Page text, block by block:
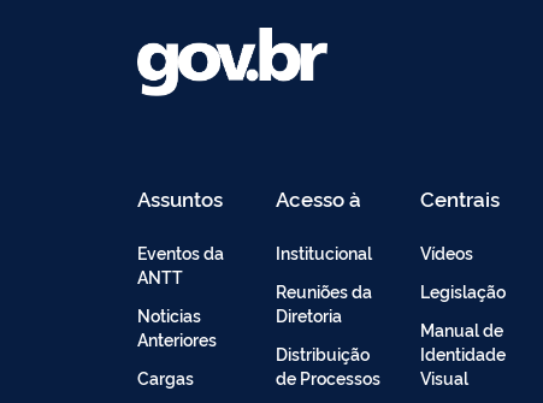
Assuntos
Eventos da
ANTT
Noticias
Anteriores
Cargas
Acesso à
Institucional
Reuniões da
Diretoria
Distribuição
de Processos
Centrais
Vídeos
Legislação
Manual de
Identidade
Visual